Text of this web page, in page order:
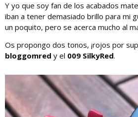
Y yo que soy fan de los acabados
iban a tener demasiado brillo para mi
un poquito, pero se acerca mucho al
Os propongo dos tonos, ¡rojos por
bloggomred y el 009 SilkyRed.